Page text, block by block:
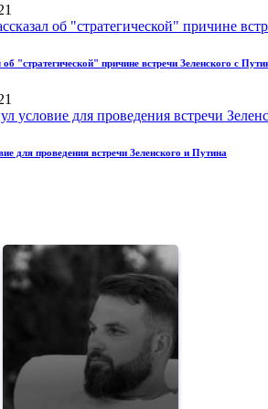
об "стратегической" причине встречи Зеленского с
для проведения встречи Зеленского и Путина